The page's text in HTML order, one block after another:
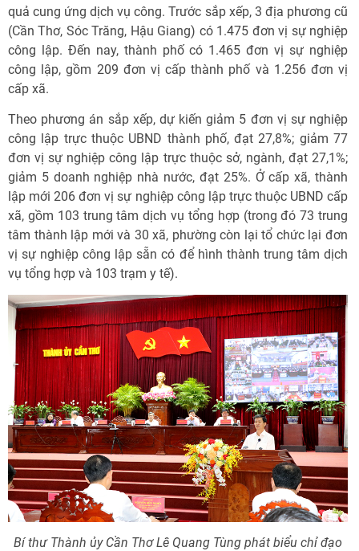
quả cung ứng dịch vụ công. Trước sắp xếp, 3 địa phương cũ
(Cần Thơ, Sóc Trăng, Hậu Giang) có 1.475 đơn vị sự nghiệp
công lập. Đến nay, thành phố có 1.465 đơn vị sự nghiệp
công lập, gồm 209 đơn vị cấp thành phố và 1.256 đơn vị
cấp xã.
Theo phương án sắp xếp, dự kiến giảm 5 đơn vị sự nghiệp
công lập trực thuộc UBND thành phố, đạt 27,8%; giảm 77
đơn vị sự nghiệp công lập trực thuộc sở, ngành, đạt 27,1%;
giảm 5 doanh nghiệp nhà nước, đạt 25%. Ở cấp xã, thành
lập mới 206 đơn vị sự nghiệp công lập trực thuộc UBND cấp
xã, gồm 103 trung tâm dịch vụ tổng hợp (trong đó 73 trung
tâm thành lập mới và 30 xã, phường còn lại tổ chức lại đơn
vị sự nghiệp công lập sẵn có để hình thành trung tâm dịch
vụ tổng hợp và 103 trạm y tế).
Bí thư Thành ủy Cần Thơ Lê Quang Tùng phát biểu chỉ đạo